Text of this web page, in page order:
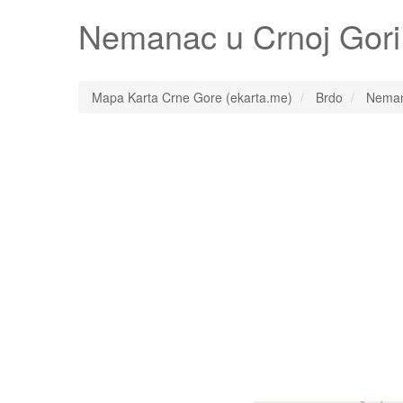
Nemanac u Crnoj
Mapa Karta Crne Gore (ekarta.me) Brdo